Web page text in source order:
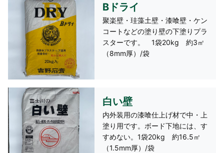
Bドライ
聚楽壁・珪藻土壁・漆喰壁・ケン
コートなどの塗り壁の下塗りプラ
スターです。 1袋20kg 約3㎡
（8mm厚）/袋
白い壁
内外装用の漆喰仕上げ材で中・上
塗り用です。ボード下地には、す
すめない。1袋20kg 約16.5㎡
（1.5mm厚）/袋